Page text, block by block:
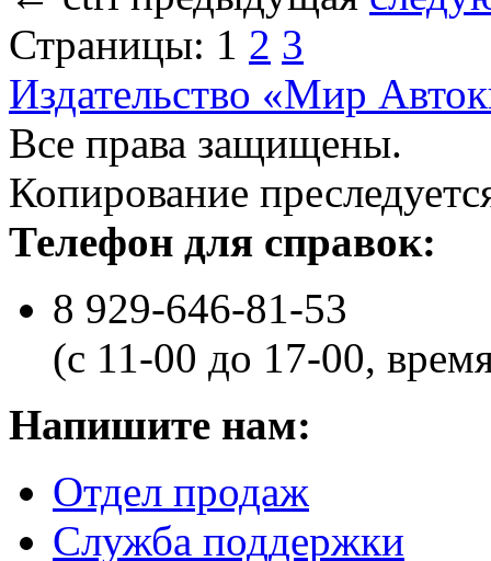
Страницы: 1 2 3
Издательство «Мир
Все права защищены.
Копирование
Телефон для справок:
8 929-646-81-53
(с 11-00 до 17-00,
Напишите нам:
Отдел продаж
Служба поддержки